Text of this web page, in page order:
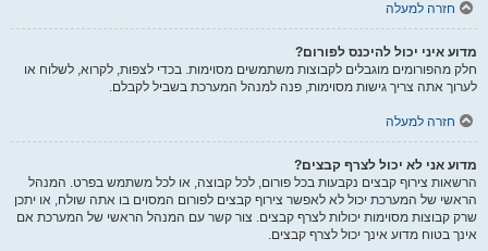
חזרה למעלה
מדוע איני יכול להיכנס לפורום?
חלק מהפורומים מוגבלים לקבוצות משתמשים מסוימות. בכדי לצפות, לקרוא, לשלוח או
לערוך אתה צריך גישות מסוימות, פנה למנהל המערכת בשביל לקבלם.
חזרה למעלה
מדוע אני לא יכול לצרף קבצים?
הרשאות צירוף קבצים נקבעות בכל פורום, לכל קבוצה, או לכל משתמש בפרט. המנהל
הראשי של המערכת יכול לא לאפשר צירוף קבצים לפורום המסוים בו אתה שולח, או יתכן
שרק קבוצות מסוימות יכולות לצרף קבצים. צור קשר עם המנהל הראשי של המערכת אם
אינך בטוח מדוע אינך יכול לצרף קבצים.